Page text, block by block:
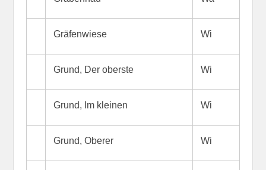
Gräfenwiese Wi
Grund, Der oberste Wi
Grund, Im kleinen Wi
Grund, Oberer Wi